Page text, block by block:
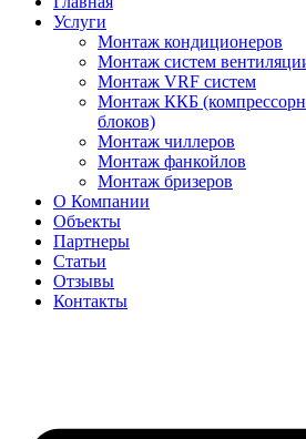
Услуги
Монтаж кондиционеров
Монтаж cистем
Монтаж VRF систем
Монтаж ККБ
блоков)
Монтаж чиллеров
Монтаж фанкойлов
Монтаж бризеров
О Компании
Объекты
Партнеры
Статьи
Отзывы
Контакты